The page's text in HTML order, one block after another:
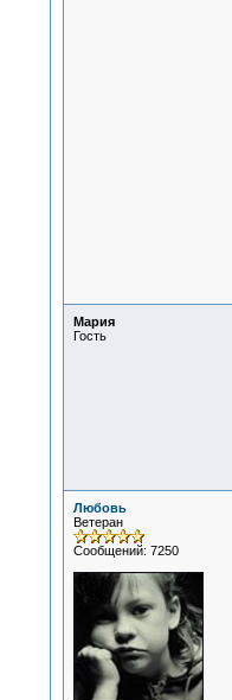
Мария
Гость
Любовь
Ветеран
Сообщений: 7250